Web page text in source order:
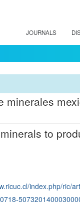
JOURNALS
to
index.php/ric/